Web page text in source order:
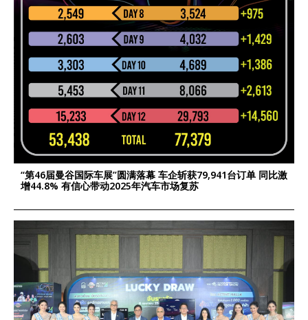
“第46届曼谷国际车展”圆满落幕 车企斩获79,941台订单 同比激
增44.8% 有信心带动2025年汽车市场复苏